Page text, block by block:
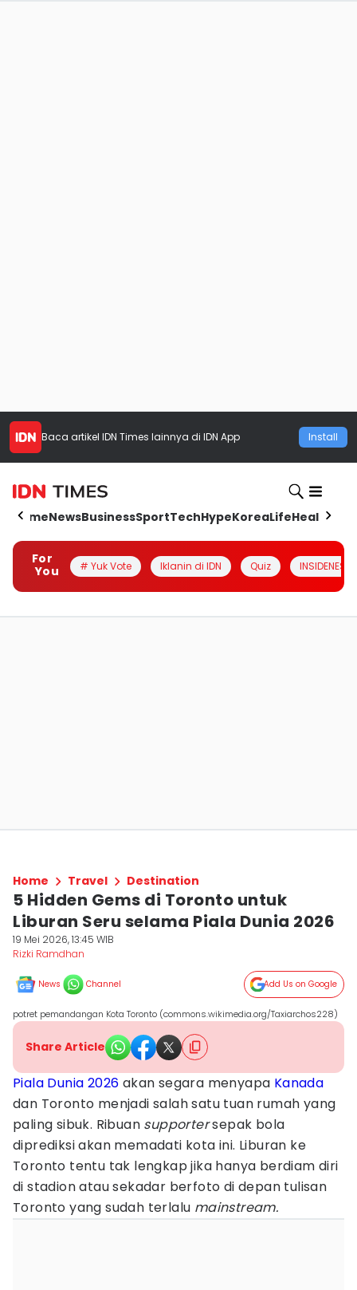
Baca artikel IDN Times lainnya di IDN App Install
HomeNewsBusinessSportTechHypeKoreaLifeHealth
For
You
# Yuk Vote Iklanin di IDN Quiz INSIDENESIA
Home Travel Destination
5 Hidden Gems di Toronto untuk
Liburan Seru selama Piala Dunia 2026
19 Mei 2026, 13:45 WIB
Rizki Ramdhan
News Channel Add Us on Google
potret pemandangan Kota Toronto (commons.wikimedia.org/Taxiarchos228)
Share Article
Piala Dunia 2026 akan segara menyapa Kanada
dan Toronto menjadi salah satu tuan rumah yang
paling sibuk. Ribuan supportersepak bola
diprediksi akan memadati kota ini. Liburan ke
Toronto tentu tak lengkap jika hanya berdiam diri
di stadion atau sekadar berfoto di depan tulisan
Toronto yang sudah terlalu mainstream.